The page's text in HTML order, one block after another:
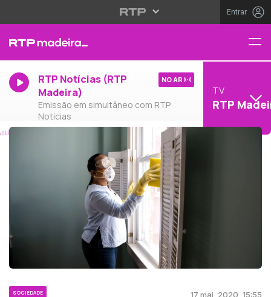
Entrar
RTP Notícias (RTP
Madeira)
Emissão em simultâneo com RTP
Notícias
NO AR
TV
RTP
SOCIEDADE 17 mai, 2020, 15:55